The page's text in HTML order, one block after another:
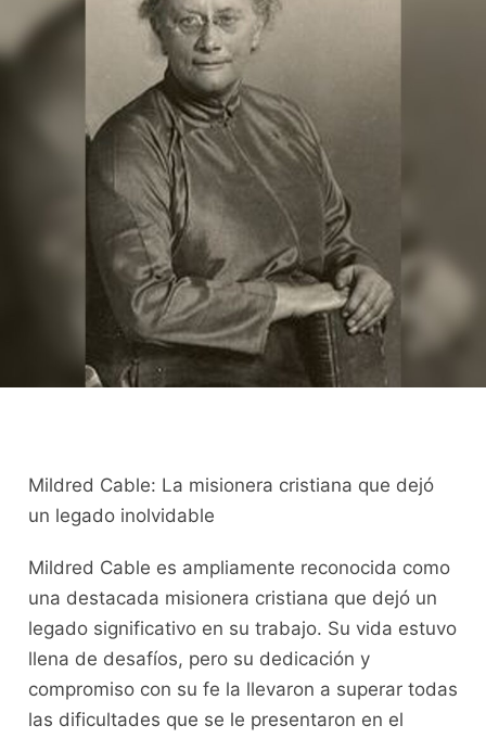
Mildred Cable: La misionera cristiana que dejó
un legado inolvidable
Mildred Cable es ampliamente reconocida como
una destacada misionera cristiana que dejó un
legado significativo en su trabajo. Su vida estuvo
llena de desafíos, pero su dedicación y
compromiso con su fe la llevaron a superar todas
las dificultades que se le presentaron en el